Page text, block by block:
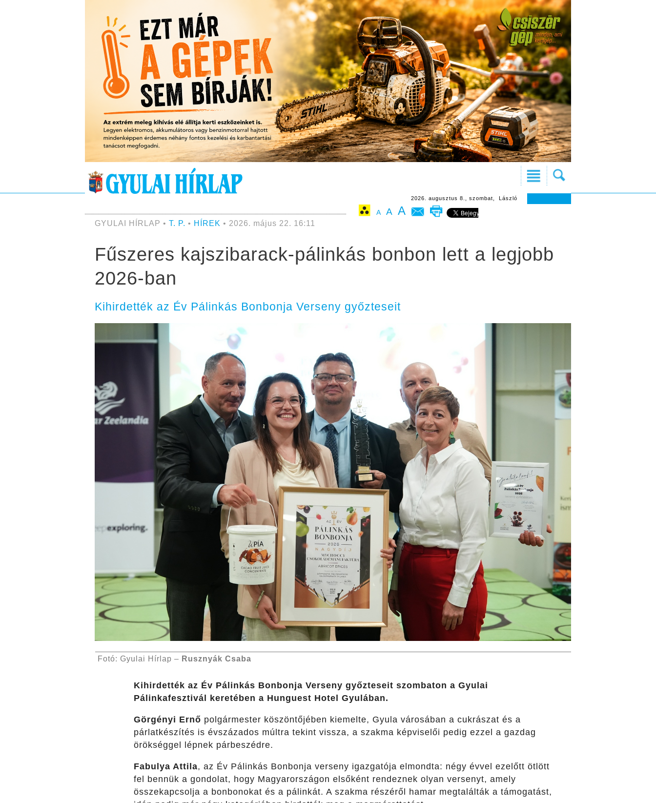
2026. augusztus 8., szombat, László
A A A
GYULAI HÍRLAP • T. P. • HÍREK • 2026. május 22. 16:11
Fűszeres kajszibarack-pálinkás bonbon lett a legjobb
2026-ban
Kihirdették az Év Pálinkás Bonbonja Verseny győzteseit
Fotó: Gyulai Hírlap – Rusznyák Csaba
Kihirdették az Év Pálinkás Bonbonja Verseny győzteseit szombaton a Gyulai
Pálinkafesztivál keretében a Hunguest Hotel Gyulában.
Görgényi Ernő polgármester köszöntőjében kiemelte, Gyula városában a cukrászat és a
párlatkészítés is évszázados múltra tekint vissza, a szakma képviselői pedig ezzel a gazdag
örökséggel lépnek párbeszédre.
Fabulya Attila, az Év Pálinkás Bonbonja verseny igazgatója elmondta: négy évvel ezelőtt ötlött
fel bennük a gondolat, hogy Magyarországon elsőként rendeznek olyan versenyt, amely
összekapcsolja a bonbonokat és a pálinkát. A szakma részéről hamar megtalálták a támogatást,